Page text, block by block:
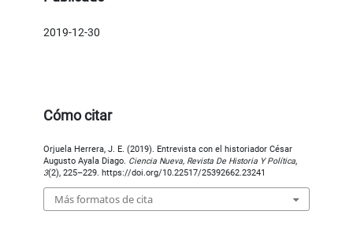
2019-12-30
Cómo citar
Orjuela Herrera, J. E. (2019). Entrevista con el historiador César
Augusto Ayala Diago. Ciencia Nueva, Revista De Historia Y Política,
3(2), 225–229. https://doi.org/10.22517/25392662.23241
Más formatos de cita